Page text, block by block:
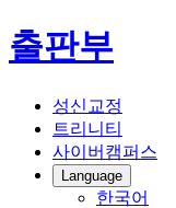
출판부
성신교정
트리니티
사이버캠퍼스
Language
한국어